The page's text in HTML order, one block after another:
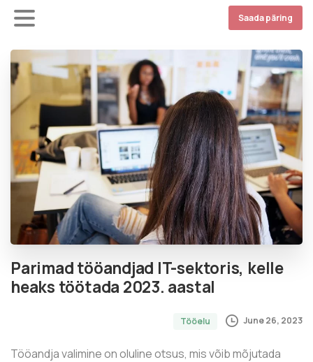
Saada päring
Parimad tööandjad IT-sektoris, kelle
heaks töötada 2023. aastal
Tööelu June 26, 2023
Tööandja valimine on oluline otsus, mis võib mõjutada